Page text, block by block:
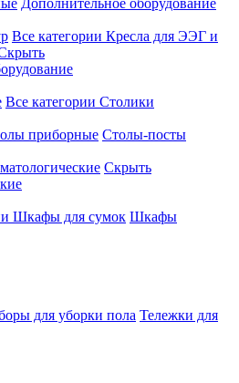
Дополнительное оборудование
Все категории Кресла для ЭЭГ и
Все категории Столики
приборные Столы-посты
Скрыть
Шкафы для сумок Шкафы
для уборки пола Тележки для